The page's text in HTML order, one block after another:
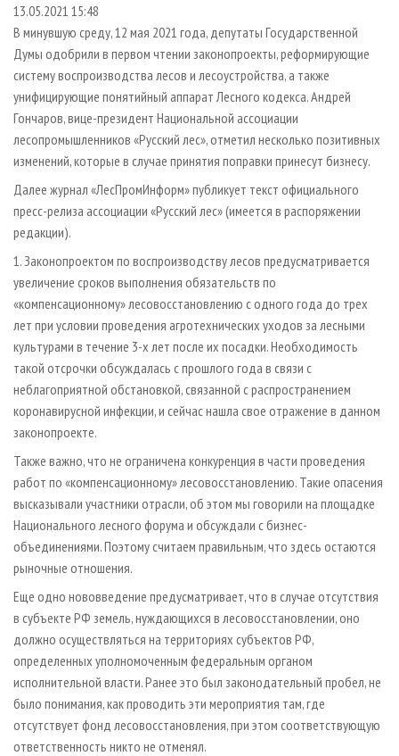
ПРОИЗВОДСТВО ДРЕВЕСНЫХ ПЛИТ
ДЕРЕВЯННОЕ ДОМОСТРОЕНИЕ
ПРОИЗВОДСТВО МЕБЕЛИ
БИОЭНЕРГЕТИКА
ЦБП
ИНСТРУМЕНТ И МАТЕРИАЛЫ
МОБИЛЬНЫЕ ВЫСТАВКИ
ОФИЦИАЛЬНЫЕ ДЕЛЕГАЦИИ
ПРИОРИТЕТНЫЕ ИНВЕСТПРОЕКТЫ
RUSSIAN FORESTRY REVIEW
ГАЗЕТА ЛЕСПРОМФОРУМ
БИБЛИОТЕКА СПЕЦИАЛИСТА
РЕКЛАМА НА САЙТЕ
13.05.2021 15:48
В минувшую среду, 12 мая 2021 года, депутаты Государственной
Думы одобрили в первом чтении законопроекты, реформирующие
систему воспроизводства лесов и лесоустройства, а также
унифицирующие понятийный аппарат Лесного кодекса. Андрей
Гончаров, вице-президент Национальной ассоциации
лесопромышленников «Русский лес», отметил несколько позитивных
изменений, которые в случае принятия поправки принесут бизнесу.
Далее журнал «ЛесПромИнформ» публикует текст официального
пресс-релиза ассоциации «Русский лес» (имеется в распоряжении
редакции).
1. Законопроектом по воспроизводству лесов предусматривается
увеличение сроков выполнения обязательств по
«компенсационному» лесовосстановлению с одного года до трех
лет при условии проведения агротехнических уходов за лесными
культурами в течение 3-х лет после их посадки. Необходимость
такой отсрочки обсуждалась с прошлого года в связи с
неблагоприятной обстановкой, связанной с распространением
коронавирусной инфекции, и сейчас нашла свое отражение в данном
законопроекте.
Также важно, что не ограничена конкуренция в части проведения
работ по «компенсационному» лесовосстановлению. Такие опасения
высказывали участники отрасли, об этом мы говорили на площадке
Национального лесного форума и обсуждали с бизнес-
объединениями. Поэтому считаем правильным, что здесь остаются
рыночные отношения.
Еще одно нововведение предусматривает, что в случае отсутствия
в субъекте РФ земель, нуждающихся в лесовосстановлении, оно
должно осуществляться на территориях субъектов РФ,
определенных уполномоченным федеральным органом
исполнительной власти. Ранее это был законодательный пробел, не
было понимания, как проводить эти мероприятия там, где
отсутствует фонд лесовосстановления, при этом соответствующую
ответственность никто не отменял.